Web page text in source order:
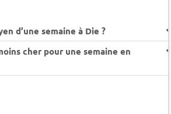
d’une semaine à Die ?
cher pour une semaine en